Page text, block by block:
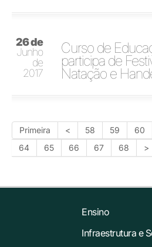
26 de
Junho
de
2017
Curso de
participa de
Natação e
Primeira < 58 59 60
64
65 66 67 68 >
Ensino
Infraestrutura e